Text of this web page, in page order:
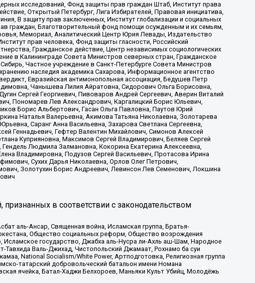
исследований, Фонд защиты прав граждан Штаб, Институт права
Открытый Петербург, Лига Избирателей, Правовая инициатива,
В защиту прав заключенных, Институт глобализации и социальных
граждан, Благотворительный фонд помощи осужденным и их семьям,
Мемориал, Аналитический Центр Юрия Левады, Издательство
прав человека, Фонд защиты гласности, Российский
Гражданское действие, Центр независимых социологических
в Калининграде Совета Министров северных стран, Гражданское
Частное учреждение в Санкт-Петербурге Совета Министров
наследия академика Сахарова, Информационное агентство
Евразийская антимонопольная ассоциация, Бедушев Петр
Чанышева Лилия Айратовна, Сидорович Ольга Борисовна,
Сергей Георгиевич, Пивоваров Андрей Сергеевич, Аверин Виталий
Пономарев Лев Александрович, Каргалицкий Борис Юльевич,
Борис Альбертович, Гасан Ольга Павловна, Паутов Юрий
Наталья Валерьевна, Акимова Татьяна Николаевна, Золотарева
Саранг Анна Васильевна, Захарова Светлана Сергеевна,
Геннадьевич, Гефтер Валентин Михайлович, Симонов Алексей
Куприяновна, Максимов Сергей Владимирович, Беляев Сергей
Людмила Залмановна, Кокорина Екатерина Алексеевна,
Владимировна, Подузов Сергей Васильевич, Протасова Ирина
Сухих Дарья Николаевна, Орлов Олег Петрович,
Золотухин Борис Андреевич, Левинсон Лев Семенович, Локшина
в соответствии с законодательством
аль-Ансар, Священная война, Исламская группа, Братья-
Общество социальных реформ, Общество возрождения
государство, Джабха аль-Нусра ли-Ахль аш-Шам, Народное
Валь-Джихад, Чистопольский Джамаат, Рохнамо ба суи
National Socialism/White Power, Артподготовка, Религиозная группа
татарский добровольческий батальон имени Номана
ячейка, Батал-Хаджи Белхороев, Маньяки Культ Убийц, Молодёжь